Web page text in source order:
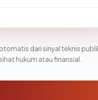
dari sinyal teknis
hukum atau finansial.